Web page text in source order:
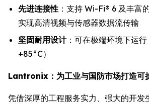
先进连接性 ：支持 Wi-Fi® 6 及丰富
实现高清视频与传感器数据流传输
坚固耐用设计：可在极端环境下运
+85°C）
Lantronix：为工业与国防市场打造可
凭借深厚的工程服务实力、强大的开发